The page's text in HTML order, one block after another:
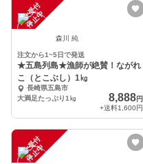
注
文
受
付
停
止
中
森川 純
注文から1~5日で発送
★五島列島★漁師が絶賛！ながれ
こ（とこぶし）1㎏
長崎県五島市
大満足たっぷり1㎏
8,888円
+送料1,600円
注
文
受
付
停
止
中